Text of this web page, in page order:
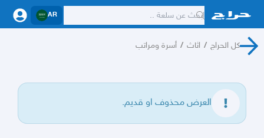
AR
كل الحراج / اثاث / أسرة ومراتب
العرض محذوف او قديم.